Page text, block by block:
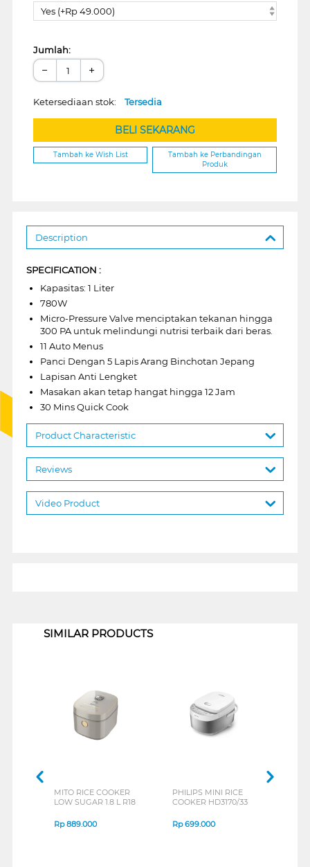
Yes (+Rp 49.000)
Jumlah:
− +
Ketersediaan stok: Tersedia
BELI SEKARANG
Tambah ke Wish List
Tambah ke Perbandingan
Produk
Description
SPECIFICATION :
Kapasitas: 1 Liter
780W
Micro-Pressure Valve menciptakan tekanan hingga
300 PA untuk melindungi nutrisi terbaik dari beras.
11 Auto Menus
Panci Dengan 5 Lapis Arang Binchotan Jepang
Lapisan Anti Lengket
Masakan akan tetap hangat hingga 12 Jam
30 Mins Quick Cook
Product Characteristic
Reviews
Video Product
SIMILAR PRODUCTS
MITO RICE COOKER
LOW SUGAR 1.8 L R18
Rp889.000
PHILIPS MINI RICE
COOKER HD3170/33
Rp699.000